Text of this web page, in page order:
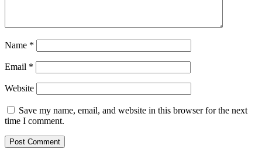
Name *
Email *
Website
Save my name, email, and website in this browser for the next
time I comment.